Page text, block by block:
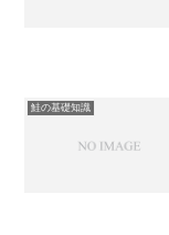
鮭の基礎知識